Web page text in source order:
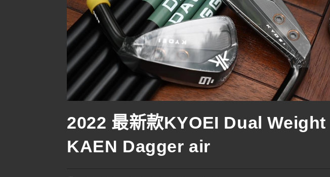
2022 最新款KYOEI Dual Weight
KAEN Dagger air